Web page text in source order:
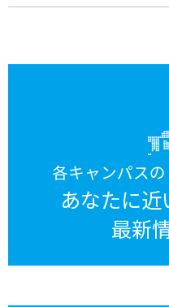
各キャンパス
あなたに
最新